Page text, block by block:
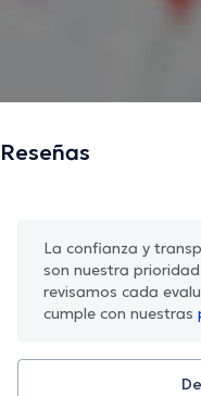
Reseñas
La confianza y
son nuestra
revisamos cada
cumple con nuestras